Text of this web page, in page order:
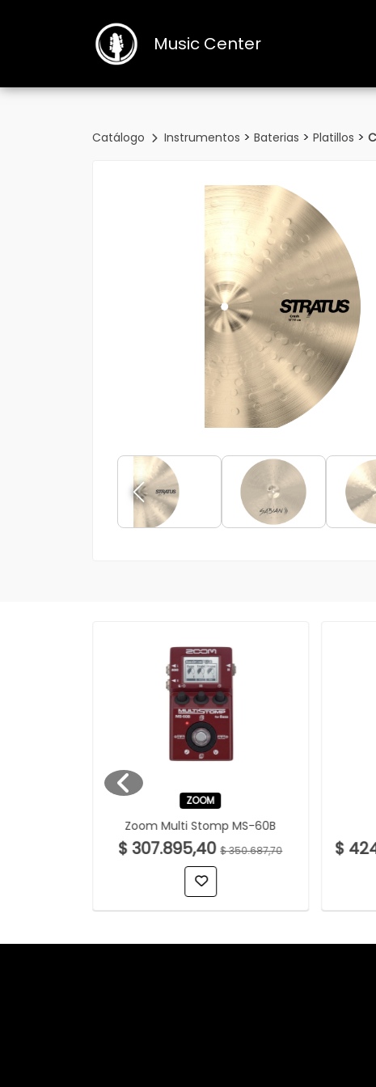
Music Center
Catálogo Instrumentos > Baterias > Platillos >
ZOOM
Zoom Multi Stomp MS-60B
$ 307.895,40$ 350.687,70 $